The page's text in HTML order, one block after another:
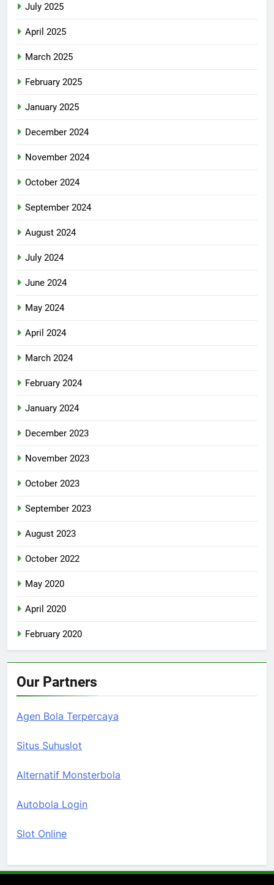
July 2025
April 2025
March 2025
February 2025
January 2025
December 2024
November 2024
October 2024
September 2024
August 2024
July 2024
June 2024
May 2024
April 2024
March 2024
February 2024
January 2024
December 2023
November 2023
October 2023
September 2023
August 2023
October 2022
May 2020
April 2020
February 2020
Our Partners
Agen Bola Terpercaya
Situs Suhuslot
Alternatif Monsterbola
Autobola Login
Slot Online